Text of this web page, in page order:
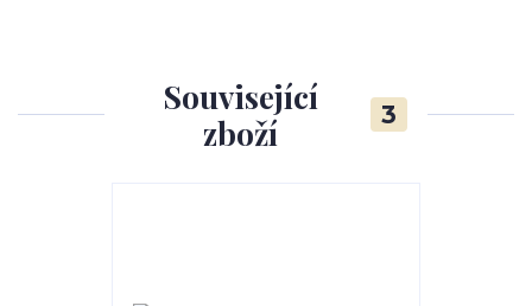
Související
zboží
3